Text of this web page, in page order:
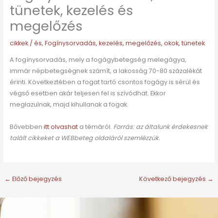
tünetek, kezelés és
megelőzés
cikkek/ és, Fogínysorvadás, kezelés, megelőzés, okok, tünetek
A fogínysorvadás, mely a fogágybetegség melegágya,
immár népbetegségnek számít, a lakosság 70-80 százalékát
érinti. Következtében a fogat tartó csontos fogágy is sérül és
végső esetben akár teljesen fel is szívódhat. Ekkor
meglazulnak, majd kihullanak a fogak.
Bővebben itt olvashat a témáról. Forrás: az általunk érdekesnek
talált cikkeket a WEBbeteg oldaláról szemlézzük.
← Előző bejegyzés Következő bejegyzés →